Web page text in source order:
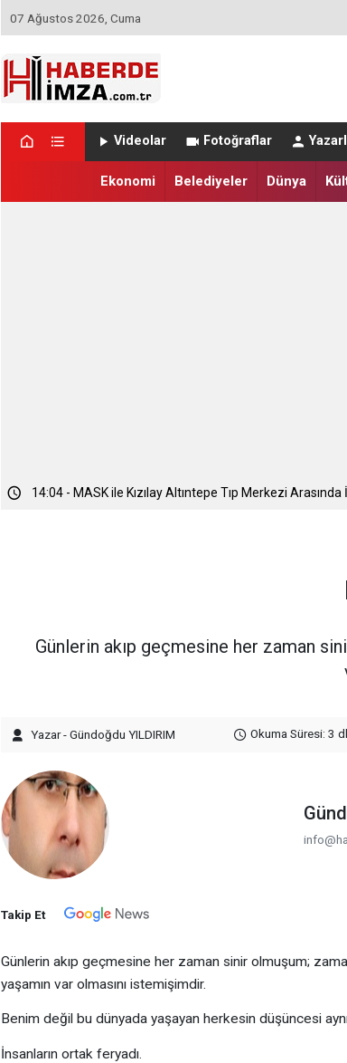
07 Ağustos 2026, Cuma
Videolar Fotoğraflar
Ekonomi Belediyeler Dünya
14:04 - MASK ile Kızılay Altıntepe Tıp Merkezi
Günlerin akıp geçmesine her zaman
Yazar - Gündoğdu YILDIRIM Okuma Süresi: 3
Takip Et
Günlerin akıp geçmesine her zaman sinir olmuşum;
yaşamın var olmasını istemişimdir.
Benim değil bu dünyada yaşayan herkesin düşüncesi
İnsanların ortak feryadı.